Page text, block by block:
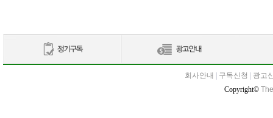
회사안내 구독신청
광고
Copyright©